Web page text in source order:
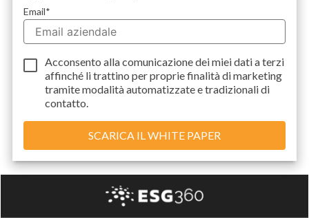
Email*
Acconsento alla comunicazione dei miei dati aterzi
affinché li trattino per proprie finalità di marketing
tramite modalità automatizzate e tradizionali di
contatto.